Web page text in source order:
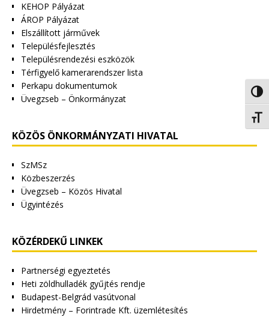
KEHOP Pályázat
ÁROP Pályázat
Elszállított járművek
Településfejlesztés
Településrendezési eszközök
Térfigyelő kamerarendszer lista
Perkapu dokumentumok
Üvegzseb – Önkormányzat
KÖZÖS ÖNKORMÁNYZATI HIVATAL
SzMSz
Közbeszerzés
Üvegzseb – Közös Hivatal
Ügyintézés
KÖZÉRDEKŰ LINKEK
Partnerségi egyeztetés
Heti zöldhulladék gyűjtés rendje
Budapest-Belgrád vasútvonal
Hirdetmény – Forintrade Kft. üzemlétesítés